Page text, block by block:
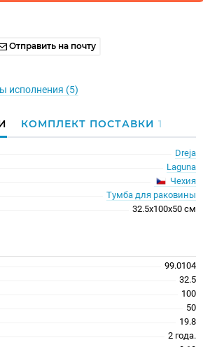
Отправить на почту
исполнения (5)
КОМПЛЕКТ ПОСТАВКИ 1
Dreja
Laguna
Чехия
Тумба для раковины
32.5x100x50 см
99.0104
32.5
100
50
19.8
2 года.